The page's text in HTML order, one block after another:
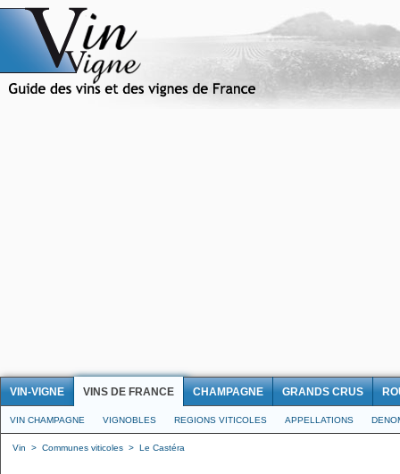
VIN-VIGNE VINS DE FRANCE CHAMPAGNE GRANDS CRUS
VIN CHAMPAGNE VIGNOBLES REGIONS VITICOLES APPELLATIONS
Vin > Communes viticoles > Le Castéra